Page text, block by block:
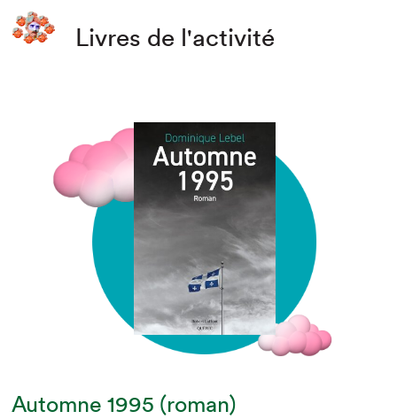
Livres de l'activité
Automne 1995 (roman)